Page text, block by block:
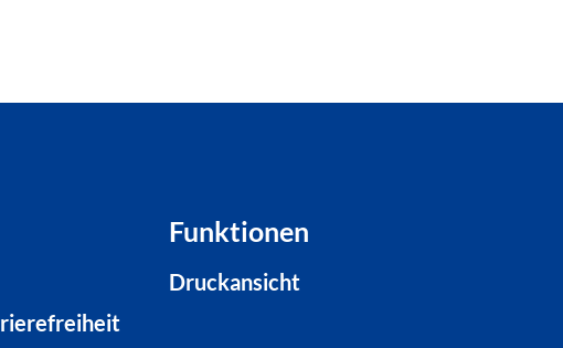
Funktionen
Druckansicht